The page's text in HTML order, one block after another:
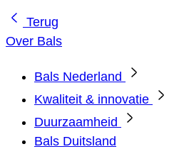
Terug
Over Bals
Bals Nederland
Kwaliteit & innovatie
Duurzaamheid
Bals Duitsland